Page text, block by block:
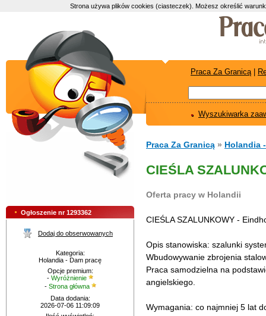
Praca Za Granicą|
Wyszukiwarka
Praca Za Granicą » Holandia
CIEŚLA
Oferta pracy w Holandii
CIEŚLA SZALUNKOWY -
Opis stanowiska: szalunki
Wbudowywanie zbrojenia
Praca samodzielna na
angielskiego.
Wymagania: co najmniej 5 lat
Ogłoszenie nr 1293362
Dodaj do obserwowanych
Kategoria:
Holandia - Dam pracę
Opcje premium:
- Wyróżnienie
- Strona główna
Data dodania:
2026-07-06 11:09:09
Strona używa plików cookies (ciasteczek). Możesz określić